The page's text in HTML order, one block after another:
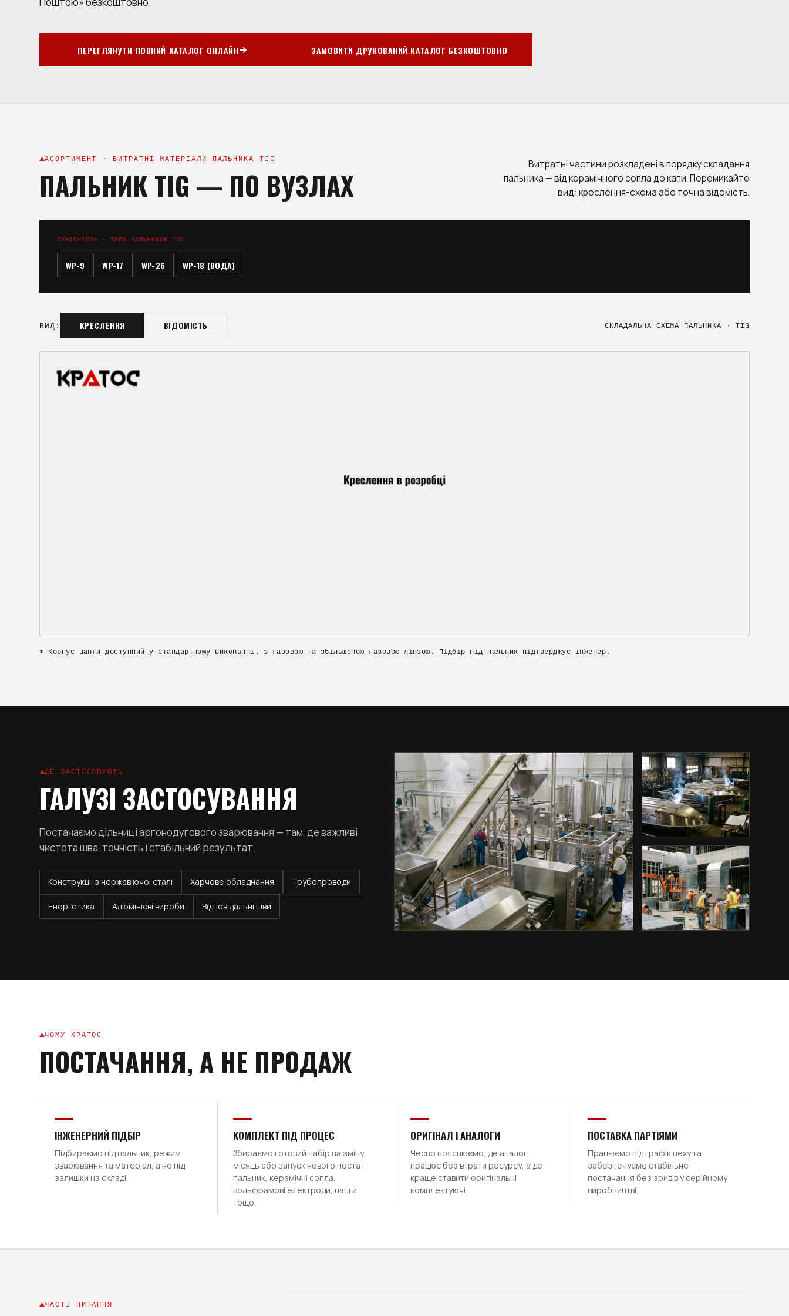
ПЕРЕГЛЯНУТИ ПОВНИЙ КАТАЛОГ ОНЛАЙН ЗАМОВИТИ ДРУКОВАНИЙ КАТАЛОГ БЕЗКОШТОВНО
АСОРТИМЕНТ · ВИТРАТНІ МАТЕРІАЛИ ПАЛЬНИКА TIG
ПАЛЬНИК TIG — ПО ВУЗЛАХ
Витратні частини розкладені в порядку складання
пальника — від керамічного сопла до капи. Перемикайте
вид: креслення-схема або точна відомість.
СУМІСНІСТЬ · ТИПИ ПАЛЬНИКІВ TIG
WP-9 WP-17 WP-26 WP-18 (ВОДА)
ВИД: КРЕСЛЕННЯ ВІДОМІСТЬ СКЛАДАЛЬНА СХЕМА ПАЛЬНИКА · TIG
* Корпус цанги доступний у стандартному виконанні, з газовою та збільшеною газовою лінзою. Підбір під пальник підтверджує інженер.
ДЕ ЗАСТОСОВУЮТЬ
ГАЛУЗІ ЗАСТОСУВАННЯ
Постачаємо дільниці аргонодугового зварювання — там, де важливі
чистота шва, точність і стабільний результат.
Конструкції з нержавіючої сталі Харчове обладнання Трубопроводи
Енергетика Алюмінієві вироби Відповідальні шви
ЧОМУ КРАТОС
ПОСТАЧАННЯ, А НЕ ПРОДАЖ
ІНЖЕНЕРНИЙ ПІДБІР
Підбираємо під пальник, режим
зварювання та матеріал, а не під
залишки на складі.
КОМПЛЕКТ ПІД ПРОЦЕС
Збираємо готовий набір на зміну,
місяць або запуск нового поста:
пальник, керамічні сопла,
вольфрамові електроди, цанги
тощо.
ОРИГІНАЛ І АНАЛОГИ
Чесно пояснюємо, де аналог
працює без втрати ресурсу, а де
краще ставити оригінальні
комплектуючі.
ПОСТАВКА ПАРТІЯМИ
Працюємо під графік цеху та
забезпечуємо стабільне
постачання без зривів у серійному
виробництві.
ЧАСТІ ПИТАННЯ